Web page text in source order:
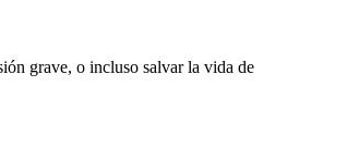
grave, o incluso salvar la vida de